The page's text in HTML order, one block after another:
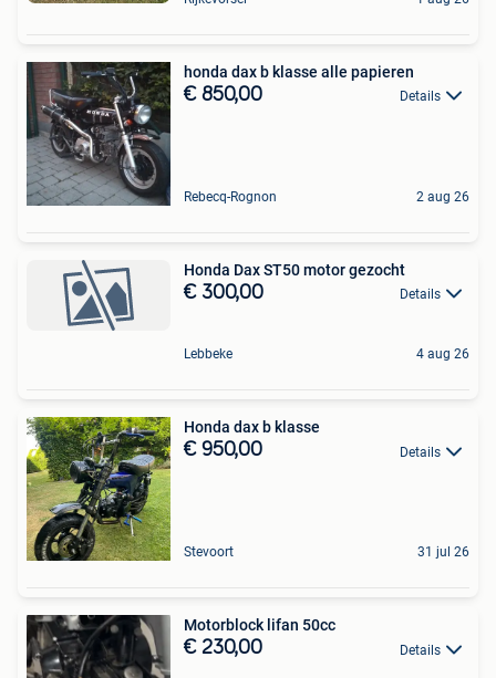
honda dax b klasse alle papieren
€ 850,00 Details
Rebecq-Rognon 2 aug 26
Honda Dax ST50 motor gezocht
€ 300,00 Details
Lebbeke 4 aug 26
Honda dax b klasse
€ 950,00 Details
Stevoort 31 jul 26
Motorblock lifan 50cc
€ 230,00 Details